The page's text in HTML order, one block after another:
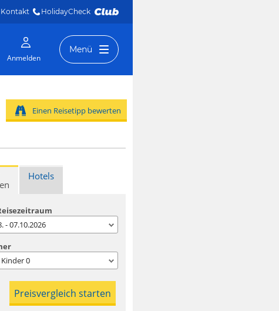
Kontakt HolidayCheck
Anmelden
Menü
Einen Reisetipp bewerten
Hotels
- 07.10.2026
Kinder0